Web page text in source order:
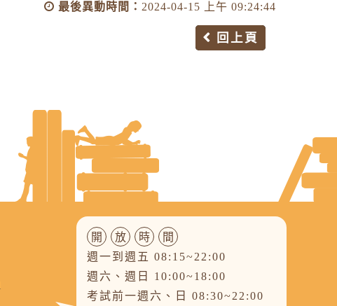
最後異動時間： 2024-04-15 上午 09:24:44
回上頁
開 放 時
間
週一到週五 08:15~22:00
週六、週日 10:00~18:00
考試前一週六、日 08:30~22:00